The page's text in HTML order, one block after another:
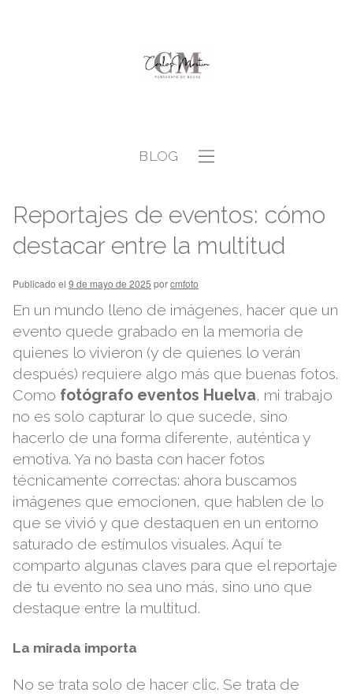
BLOG
Reportajes de eventos: cómo
destacar entre la multitud
Publicado el 9 de mayo de 2025 porcmfoto
En un mundo lleno de imágenes, hacer que un
evento quede grabado en la memoria de
quienes lo vivieron (y de quienes lo verán
después) requiere algo más que buenas fotos.
Como fotógrafo eventos Huelva, mi trabajo
no es solo capturar lo que sucede, sino
hacerlo de una forma diferente, auténtica y
emotiva. Ya no basta con hacer fotos
técnicamente correctas: ahora buscamos
imágenes que emocionen, que hablen de lo
que se vivió y que destaquen en un entorno
saturado de estímulos visuales. Aquí te
comparto algunas claves para que el reportaje
de tu evento no sea uno más, sino uno que
destaque entre la multitud.
La mirada importa
No se trata solo de hacer clic. Se trata de